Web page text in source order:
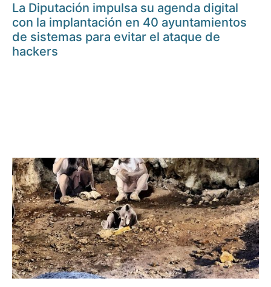
La Diputación impulsa su agenda digital
con la implantación en 40 ayuntamientos
de sistemas para evitar el ataque de
hackers